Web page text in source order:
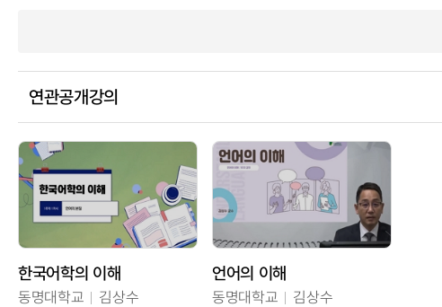
연관공개강의
한국어학의 이해
동명대학교 김상수
언어의 이해
동명대학교 김상수